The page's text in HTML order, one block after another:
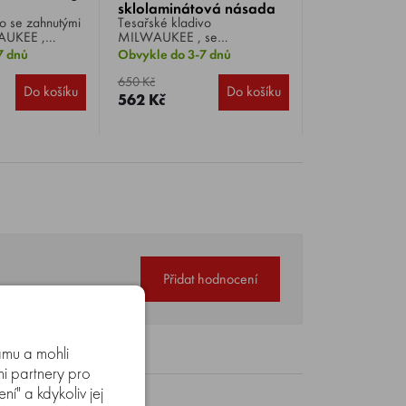
se zahnutými
,
pro hřebík
manipulaci,
dnů
Do košíku
sklolaminátová násada
450 g
Tesařské kladivo
MILWAUKEE , se
sklolaminátovou násadou,
hmotnost 450 g.
Obvykle do 3-7 dnů
650 Kč
562 Kč Do košíku
Přidat hodnocení
a mohli
partnery pro
a kdykoliv jej